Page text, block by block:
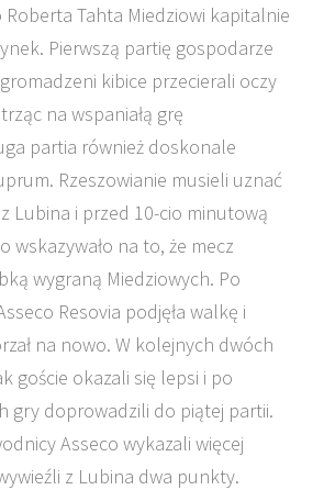
Tahta Miedziowi kapitalnie
Pierwszą partię gospodarze
kibice przecierali oczy
na wspaniałą grę
partia również doskonale
Rzeszowianie musieli uznać
Lubina i przed 10-cio minutową
wskazywało na to, że mecz
wygraną Miedziowych. Po
Resovia podjęła walkę i
na nowo. W kolejnych dwóch
goście okazali się lepsi i po
gry doprowadzili do piątej partii.
Asseco wykazali więcej
z Lubina dwa punkty.